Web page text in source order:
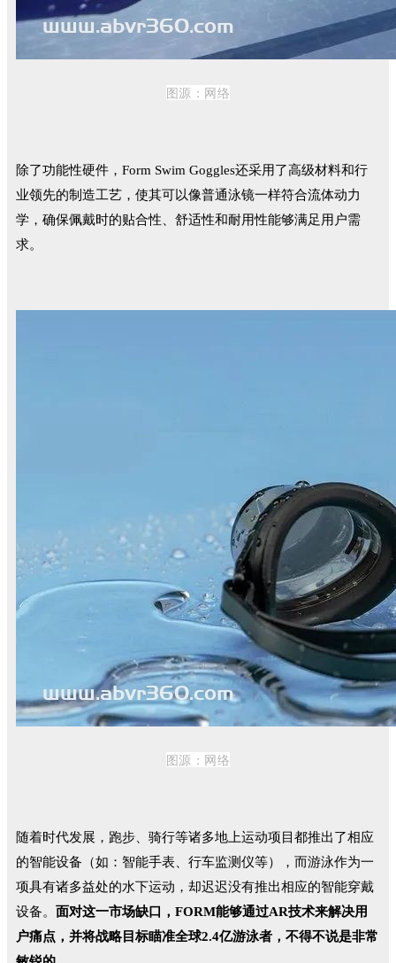
图源： 网络
除了功能性硬件，Form Swim Goggles还采用了高级材料和行
业领先的制造工艺，使其可以像普通泳镜一样符合流体动力
学，确保佩戴时的贴合性、舒适性和耐用性能够满足用户需
求。
图源： 网络
随着时代发展，跑步、骑行等诸多地上运动项目都推出了相应
的智能设备（如：智能手表、行车监测仪等），而游泳作为一
项具有诸多益处的水下运动，却迟迟没有推出相应的智能穿戴
设备。 面对这一市场缺口，FORM能够通过AR技术来解决用
户痛点，并将战略目标瞄准全球2.4亿游泳者，不得不说是非常